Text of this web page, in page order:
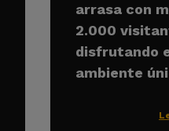
arrasa con
2.000
disfrutando
ambiente